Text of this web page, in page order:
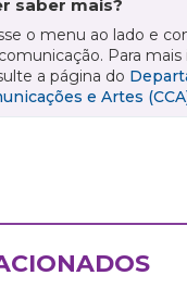
saber mais?
o menu ao lado e
Para
a página do
e Artes